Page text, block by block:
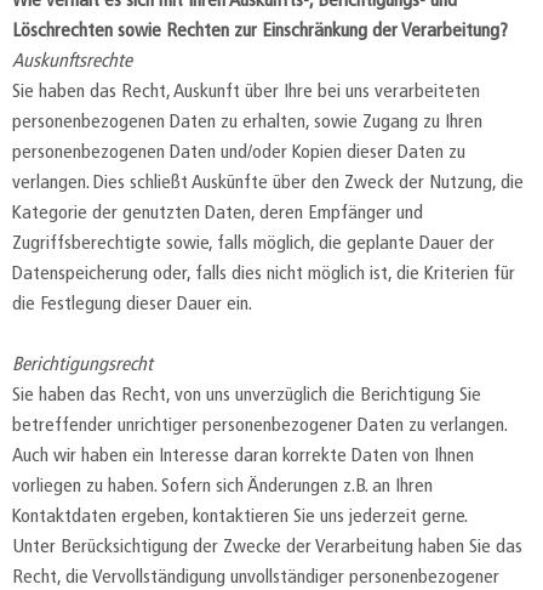
Löschrechten sowie Rechten zur Einschränkung der Verarbeitung?
Auskunftsrechte
Sie haben das Recht, Auskunft über Ihre bei uns verarbeiteten
personenbezogenen Daten zu erhalten, sowie Zugang zu Ihren
personenbezogenen Daten und/oder Kopien dieser Daten zu
verlangen. Dies schließt Auskünfte über den Zweck der Nutzung, die
Kategorie der genutzten Daten, deren Empfänger und
Zugriffsberechtigte sowie, falls möglich, die geplante Dauer der
Datenspeicherung oder, falls dies nicht möglich ist, die Kriterien für
die Festlegung dieser Dauer ein.
Berichtigungsrecht
Sie haben das Recht, von uns unverzüglich die Berichtigung Sie
betreffender unrichtiger personenbezogener Daten zu verlangen.
Auch wir haben ein Interesse daran korrekte Daten von Ihnen
vorliegen zu haben. Sofern sich Änderungen z.B. an Ihren
Kontaktdaten ergeben, kontaktieren Sie uns jederzeit gerne.
Unter Berücksichtigung der Zwecke der Verarbeitung haben Sie das
Recht, die Vervollständigung unvollständiger personenbezogener